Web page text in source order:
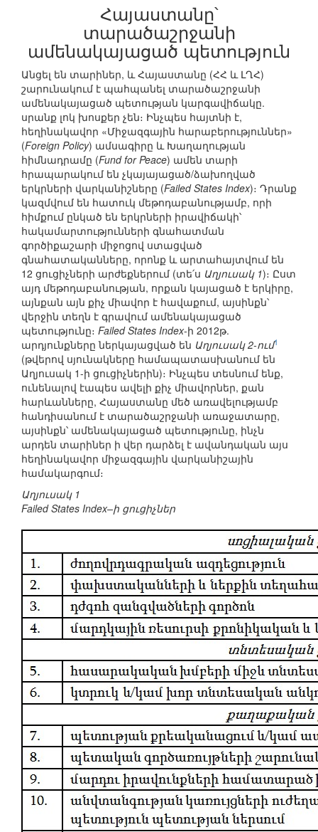
Հայաստանը՝
տարածաշրջանի
ամենակայացած պետություն
Անցել են տարիներ, և Հայաստանը (ՀՀ և ԼՂՀ)
շարունակում է պահպանել տարածաշրջանի
ամենակայացած պետության կարգավիճակը.
սրանք լոկ խոսքեր չեն։ Ինչպես հայտնի է,
հեղինակավոր «Միջազգային հարաբերություններ»
(Foreign Policy) ամսագիրը և Խաղաղության
հիմնադրամը (Fund for Peace) ամեն տարի
հրապարակում են չկայայացած/ձախողված
երկրների վարկանիշները (Failed States Index)։ Դրանք
կազմվում են հատուկ մեթոդաբանությամբ, որի
հիմքում ընկած են երկրների իրավիճակի՝
հակամարտությունների գնահատման
գործիքաշարի միջոցով ստացված
գնահատականները, որոնք և արտահայտվում են
12 ցուցիչների արժեքներում (տե՛ս Աղյուսակ 1)։ Ըստ
այդ մեթոդաբանության, որքան կայացած է երկիրը,
այնքան այն քիչ միավոր է հավաքում, այսինքն՝
վերջին տեղն է գրավում ամենակայացած
պետությունը։ Failed States Index-ի 2012թ.
արդյունքները ներկայացված են Աղյուսակ 2-ում1
(թվերով սյունակները համապատասխանում են
Աղյուսակ 1-ի ցուցիչներին)։ Ինչպես տեսնում ենք,
ունենալով էապես ավելի քիչ միավորներ, քան
հարևանները, Հայաստանը մեծ առավելությամբ
հանդիսանում է տարածաշրջանի առաջատարը,
այսինքն՝ ամենակայացած պետությունը, ինչն
արդեն տարիներ ի վեր դարձել է ավանդական այս
հեղինակավոր միջազգային վարկանիշային
համակարգում։
Աղյուսակ 1
Failed States Index–ի ցուցիչներ